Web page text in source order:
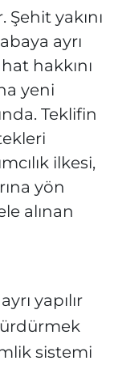
yakını
ayrı
hakkını
yeni
Teklifin
ilkesi,
yön
alınan
yapılır
sistemi